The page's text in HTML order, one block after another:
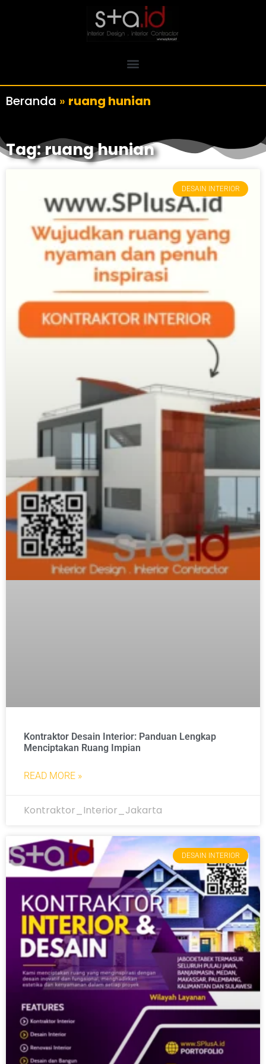
Beranda » ruang hunian
Tag: ruang hunian
DESAIN INTERIOR
Kontraktor Desain Interior: Panduan Lengkap
Menciptakan Ruang Impian
READ MORE »
Kontraktor_Interior_Jakarta
DESAIN INTERIOR